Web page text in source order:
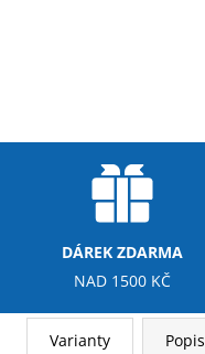
DÁREK ZDARMA
NAD 1500 KČ
Varianty Popis